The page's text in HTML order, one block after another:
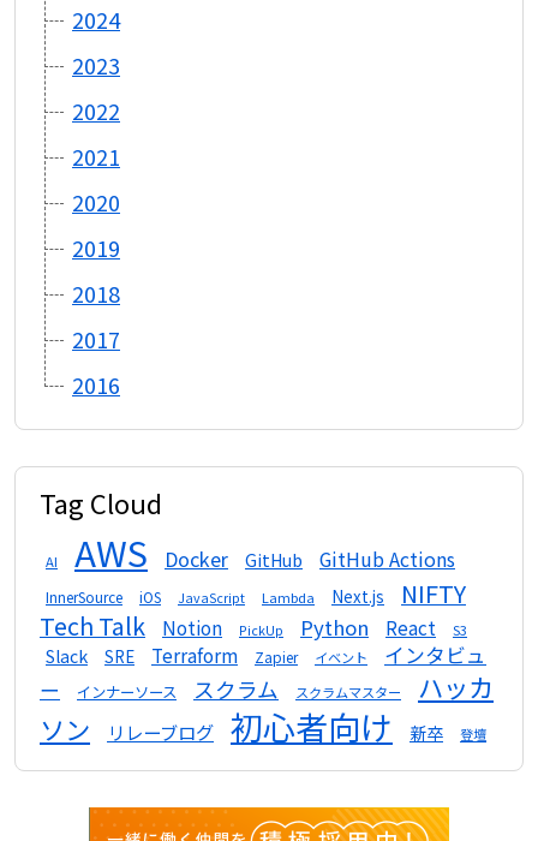
2024
2023
2022
2021
2020
2019
2018
2017
2016
Tag Cloud
AI AWS Docker GitHub GitHub Actions
InnerSource iOS JavaScript Lambda Next.js
NIFTY
Tech Talk
Notion PickUp Python React S3
Slack SRE Terraform Zapier イベント
インタビュ
ー
インナーソース スクラム スクラムマスター
ハッカ
ソン
リレーブログ 初心者向け 新卒 登壇